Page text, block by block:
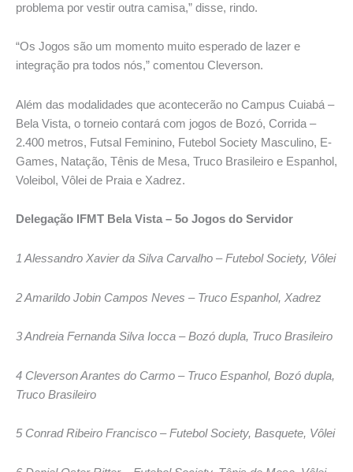
problema por vestir outra camisa,” disse, rindo.
“Os Jogos são um momento muito esperado de lazer e
integração pra todos nós,” comentou Cleverson.
Além das modalidades que acontecerão no Campus Cuiabá –
Bela Vista, o torneio contará com jogos de Bozó, Corrida –
2.400 metros, Futsal Feminino, Futebol Society Masculino, E-
Games, Natação, Tênis de Mesa, Truco Brasileiro e Espanhol,
Voleibol, Vôlei de Praia e Xadrez.
Delegação IFMT Bela Vista – 5o Jogos do Servidor
1 Alessandro Xavier da Silva Carvalho – Futebol Society, Vôlei
2 Amarildo Jobin Campos Neves – Truco Espanhol, Xadrez
3 Andreia Fernanda Silva Iocca – Bozó dupla, Truco Brasileiro
4 Cleverson Arantes do Carmo – Truco Espanhol, Bozó dupla,
Truco Brasileiro
5 Conrad Ribeiro Francisco – Futebol Society, Basquete, Vôlei